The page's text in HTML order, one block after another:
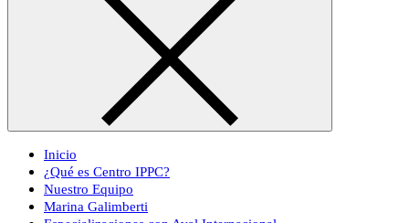
Inicio
¿Qué es Centro IPPC?
Nuestro Equipo
Marina Galimberti